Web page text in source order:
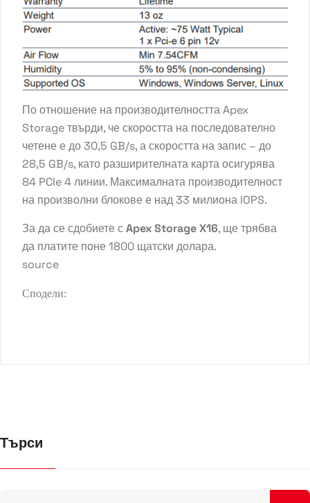
По отношение на производителността Apex
Storage твърди, че скоростта на последователно
четене е до 30,5 GB/s, а скоростта на запис – до
28,5 GB/s, като разширителната карта осигурява
84 PCIe 4 линии. Максималната производителност
на произволни блокове е над 33 милиона IOPS.
За да се сдобиете сApex Storage X16, ще трябва
да платите поне 1800 щатски долара.
source
Сподели:
Търси